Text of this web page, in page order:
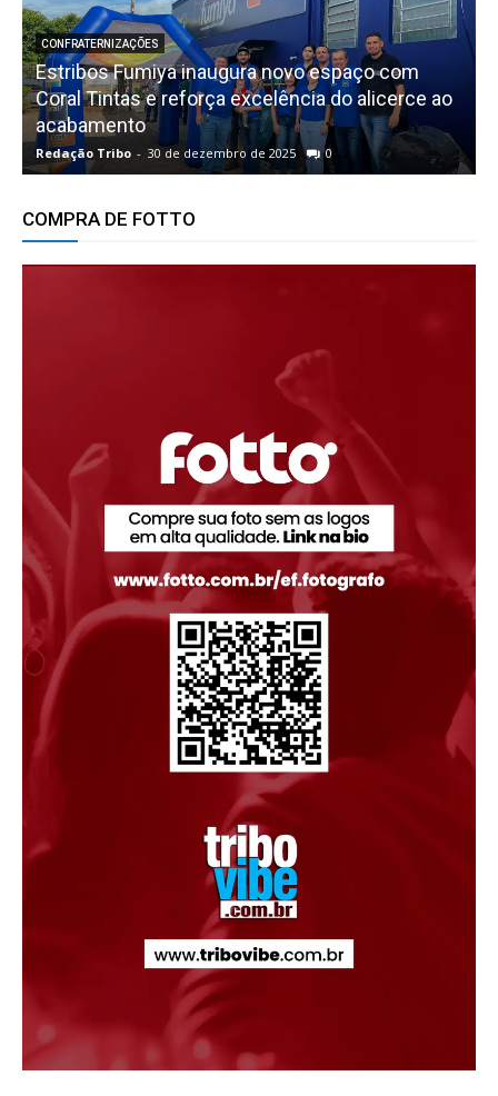
CONFRATERNIZAÇÕES
Estribos Fumiya inaugura novo espaço com
Coral Tintas e reforça excelência do alicerce ao
acabamento
Redação Tribo - 30 de dezembro de 2025 0
COMPRA DE FOTTO